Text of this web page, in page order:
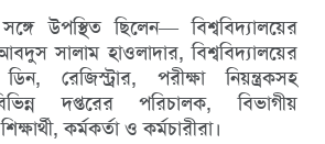
উপস্থিত ছিলেন— বিশ্ববিদ্যালয়ের
সালাম হাওলাদার, বিশ্ববিদ্যালয়ের
রেজিস্ট্রার, পরীক্ষা নিয়ন্ত্রকসহ
দপ্তরের পরিচালক, বিভাগীয়
কর্মকর্তা ও কর্মচারীরা।